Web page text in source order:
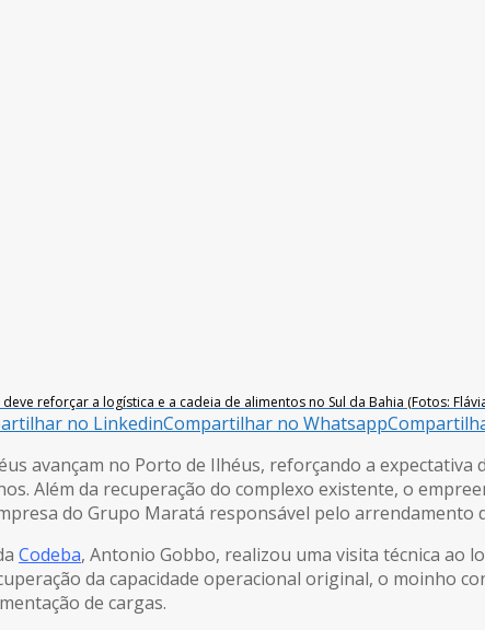
reforçar a logística e a cadeia de alimentos no Sul da Bahia (Fotos:
no LinkedinCompartilhar no Whatsapp
avançam no Porto de Ilhéus, reforçando a expectativa
Além da recuperação do complexo existente, o
do Grupo Maratá responsável pelo arrendamento
Codeba, Antonio Gobbo, realizou uma visita técnica ao
da capacidade operacional original, o moinho
de cargas.